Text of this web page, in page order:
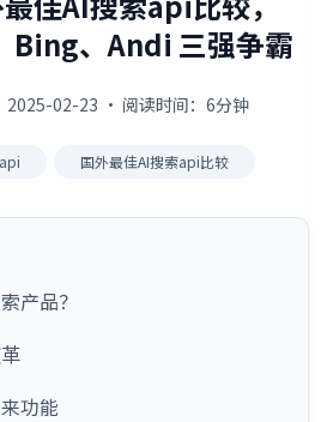
、Andi 三强争霸
02-23 · 阅读时间：6分钟
国外最佳AI搜索api比较
产品？
功能